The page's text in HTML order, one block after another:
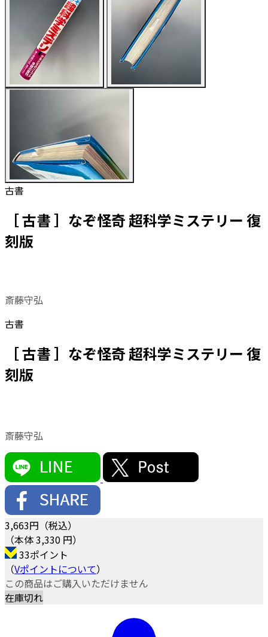
古書
［ 古書 ］なぞ怪奇 超科学ミステリー 復
刻版
斎藤守弘
古書
［ 古書 ］なぞ怪奇 超科学ミステリー 復
刻版
斎藤守弘
3,663円（税込）
（本体 3,330 円）
33ポイント
（Vポイントについて）
この商品はご購入いただけません
在庫切れ